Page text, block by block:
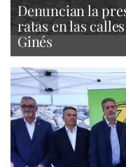
Denuncian la
ratas en las
Ginés